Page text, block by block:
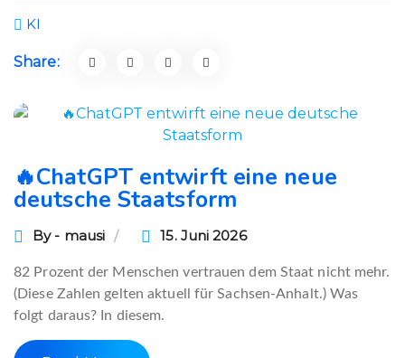
KI
Share:
🔥ChatGPT entwirft eine neue
deutsche Staatsform
By - mausi 15. Juni 2026
82 Prozent der Menschen vertrauen dem Staat nicht mehr.
(Diese Zahlen gelten aktuell für Sachsen-Anhalt.) Was
folgt daraus? In diesem.